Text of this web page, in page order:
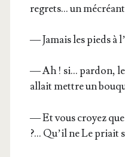
regrets… un
— Jamais les pieds à
— Ah ! si… par­don, le
allait mettre un
— Et vous croyez
?… Qu’il ne Le priait